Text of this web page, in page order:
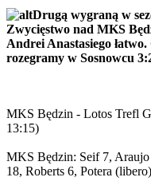
Drugą wygraną w
Zwycięstwo nad MKS
Andrei Anastasiego
rozegramy w Sosnowcu
MKS Będzin - Lotos Trefl
13:15)
MKS Będzin: Seif 7,
18, Roberts 6, Potera